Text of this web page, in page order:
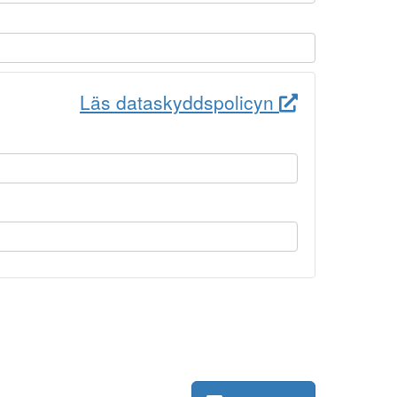
Läs dataskyddspolicyn